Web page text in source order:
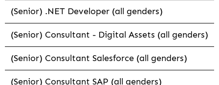
(Senior) .NET Developer (all genders)
(Senior) Consultant - Digital Assets (all genders)
(Senior) Consultant Salesforce (all genders)
(Senior) Consultant SAP (all genders)